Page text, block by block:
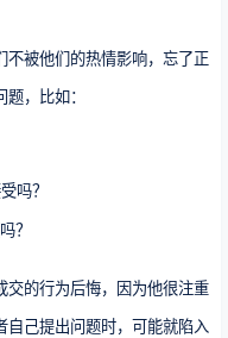
不被他们的热情影响，忘了正
，比如：
吗？
？
交的行为后悔，因为他很注重
自己提出问题时，可能就陷入